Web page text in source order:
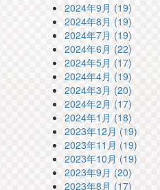
2024年9月 (19)
2024年8月 (19)
2024年7月 (19)
2024年6月 (22)
2024年5月 (17)
2024年4月 (19)
2024年3月 (20)
2024年2月 (17)
2024年1月 (18)
2023年12月 (19)
2023年11月 (19)
2023年10月 (19)
2023年9月 (20)
2023年8月 (17)